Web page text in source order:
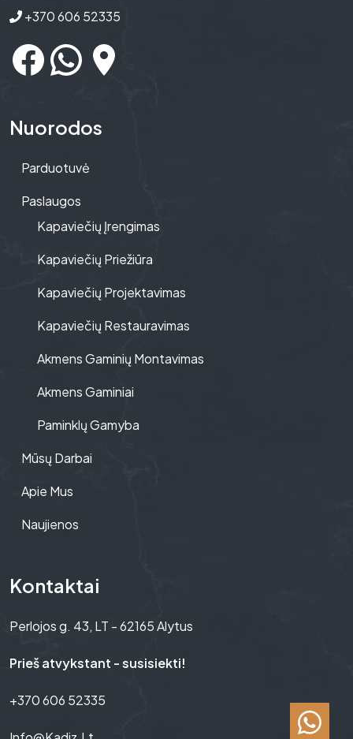
+370 606 52335
Nuorodos
Parduotuvė
Paslaugos
Kapaviečių Įrengimas
Kapaviečių Priežiūra
Kapaviečių Projektavimas
Kapaviečių Restauravimas
Akmens Gaminių Montavimas
Akmens Gaminiai
Paminklų Gamyba
Mūsų Darbai
Apie Mus
Naujienos
Kontaktai
Perlojos g. 43, LT - 62165 Alytus
Prieš atvykstant - susisiekti!
+370 606 52335